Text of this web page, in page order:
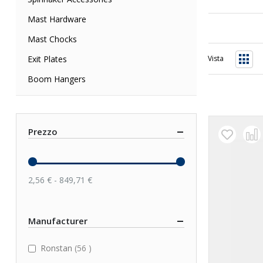
Vista
Mast Hardware
Mast Chocks
Exit Plates
Boom Hangers
Prezzo
2,56 € - 849,71 €
Manufacturer
Ronstan 56 items